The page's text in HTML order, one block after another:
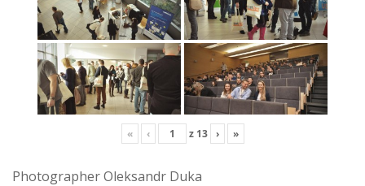
« ‹ z 13 › »
Photographer Oleksandr Duka